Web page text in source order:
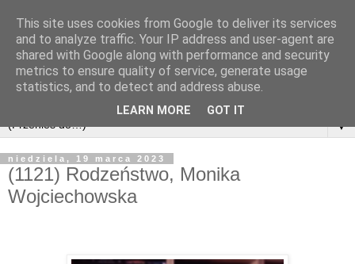
▼
niedziela, 19 marca 2023
(1121) Rodzeństwo, Monika
Wojciechowska
This site uses cookies from Google to deliver its services
and to analyze traffic. Your IP address and user-agent are
shared with Google along with performance and security
metrics to ensure quality of service, generate usage
statistics, and to detect and address abuse.
LEARN MORE GOT IT